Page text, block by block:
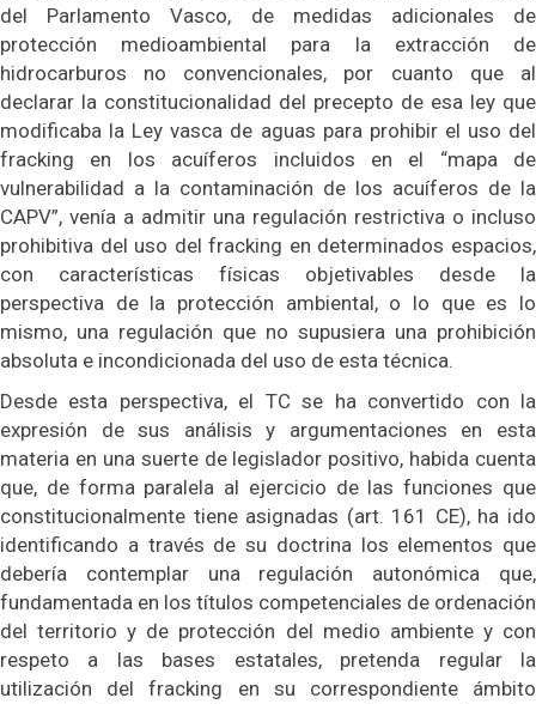
del Parlamento Vasco, de medidas adicionales de
protección medioambiental para la extracción de
hidrocarburos no convencionales, por cuanto que al
declarar la constitucionalidad del precepto de esa ley que
modificaba la Ley vasca de aguas para prohibir el uso del
fracking en los acuíferos incluidos en el “mapa de
vulnerabilidad a la contaminación de los acuíferos de la
CAPV”, venía a admitir una regulación restrictiva o incluso
prohibitiva del uso del fracking en determinados espacios,
con características físicas objetivables desde la
perspectiva de la protección ambiental, o lo que es lo
mismo, una regulación que no supusiera una prohibición
absoluta e incondicionada del uso de esta técnica.
Desde esta perspectiva, el TC se ha convertido con la
expresión de sus análisis y argumentaciones en esta
materia en una suerte de legislador positivo, habida cuenta
que, de forma paralela al ejercicio de las funciones que
constitucionalmente tiene asignadas (art. 161 CE), ha ido
identificando a través de su doctrina los elementos que
debería contemplar una regulación autonómica que,
fundamentada en los títulos competenciales de ordenación
del territorio y de protección del medio ambiente y con
respeto a las bases estatales, pretenda regular la
utilización del fracking en su correspondiente ámbito